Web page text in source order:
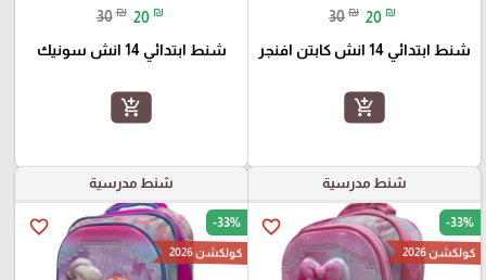
30 ₪ 20 ₪
شنط ابتدائي 14 انش كابتن افنجر
add_shopping_cart
30 ₪ 20 ₪
شنط ابتدائي 14 انش سونيك
add_shopping_cart
شنط مدرسية
favorite_border -33%
كولكشن 2026
شنط مدرسية
favorite_border -33%
كولكشن 2026